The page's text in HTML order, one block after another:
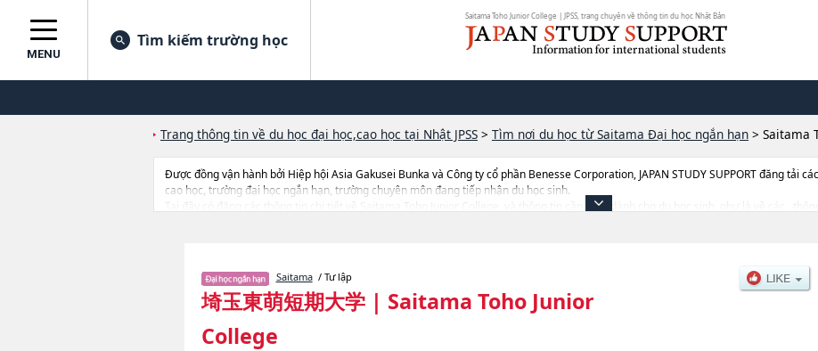
Saitama Toho Junior College | JPSS, trang chuyên về thông tin du học Nhật Bản
MENU
Tìm kiếm trường học
Trang thông tin về du học đại học,cao học tại Nhật JPSS > Tìm nơi du học từ Saitama Đại học ngắn hạn > Saitama
Được đồng vận hành bởi Hiệp hội Asia Gakusei Bunka và Công ty cổ phần Benesse Corporation, JAPAN STUDY SUPPORT đăng tải
cao học, trường đại học ngắn hạn, trường chuyên môn đang tiếp nhận du học sinh.
Tại đây có đăng các thông tin chi tiết về Saitama Toho Junior College, và thông tin cần thiết dành cho du học sinh, như là về các ,
Saitama/ Tư lập
埼玉東萌短期大学 | Saitama Toho Junior
College